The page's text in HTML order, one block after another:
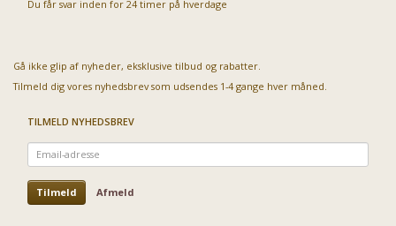
Du får svar inden for 24 timer på hverdage
Gå ikke glip af nyheder, eksklusive tilbud og rabatter.
Tilmeld dig vores nyhedsbrev som udsendes 1-4 gange hver måned.
TILMELD NYHEDSBREV
Email-
adresse
Tilmeld Afmeld